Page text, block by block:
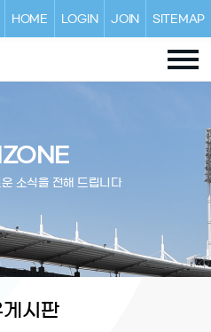
HOME LOGIN JOIN SITEMAP
소식을 전해 드립니다
시판